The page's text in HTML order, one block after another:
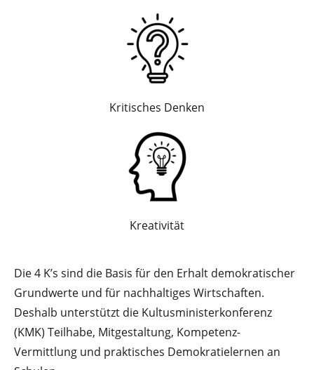
Kritisches Denken
Kreativität
Die 4 K’s sind die Basis für den Erhalt demokratischer
Grundwerte und für nachhaltiges Wirtschaften.
Deshalb unterstützt die Kultusministerkonferenz
(KMK) Teilhabe, Mitgestaltung, Kompetenz-
Vermittlung und praktisches Demokratielernen an